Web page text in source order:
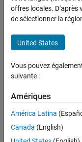
Polyspace Code Prover
Reviewing and Reporting
Polyspace Code Prover
to Bug Finder. See
checkers in Bug
conventions.
Note
Code Prover
Migrate to
Code Prover
and Code
offres locales.
de sélectionner la
United States
Vous pouvez
suivante :
Amériques
América Latina
Canada (English)